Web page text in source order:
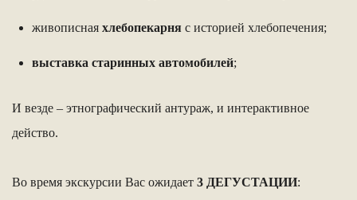
живописная хлебопекарня с историей хлебопечения;
выставка старинных автомобилей;
И везде – этнографический антураж, и интерактивное
действо.
Во время экскурсии Вас ожидает 3 ДЕГУСТАЦИИ: